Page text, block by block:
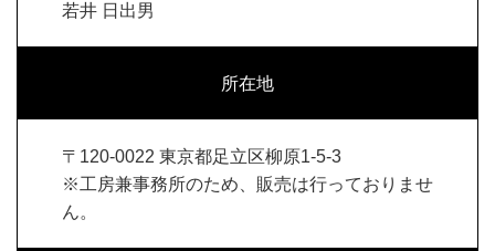
若井 日出男
所在地
〒120-0022 東京都足立区柳原1-5-3
※工房兼事務所のため、販売は行っておりませ
ん。